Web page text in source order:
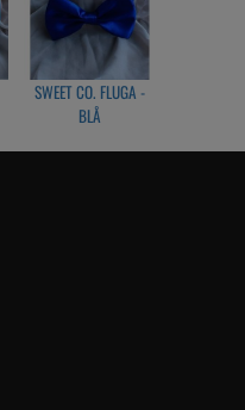
SWEET CO. FLUGA -
BLÅ